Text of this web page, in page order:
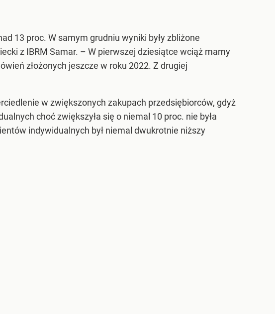
13 proc. W samym grudniu wyniki były zbliżone
z IBRM Samar. – W pierwszej dziesiątce wciąż mamy
złożonych jeszcze w roku 2022. Z drugiej
w zwiększonych zakupach przedsiębiorców, gdyż
choć zwiększyła się o niemal 10 proc. nie była
indywidualnych był niemal dwukrotnie niższy